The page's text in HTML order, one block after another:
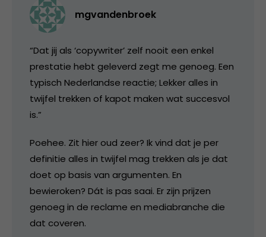
mgvandenbroek
“Dat jij als ‘copywriter’ zelf nooit een enkel
prestatie hebt geleverd zegt me genoeg. Een
typisch Nederlandse reactie; Lekker alles in
twijfel trekken of kapot maken wat succesvol
is.”
Poehee. Zit hier oud zeer? Ik vind dat je per
definitie alles in twijfel mag trekken als je dat
doet op basis van argumenten. En
bewieroken? Dát is pas saai. Er zijn prijzen
genoeg in de reclame en mediabranche die
dat coveren.